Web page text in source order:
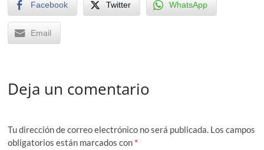
Facebook Twitter WhatsApp
Email
Deja un comentario
Tu dirección de correo electrónico no será publicada. Los campos
obligatorios están marcados con *